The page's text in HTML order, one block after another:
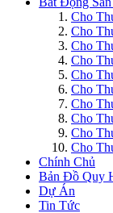
Cho
Cho
Cho
Cho
Cho
Cho
Cho
Cho
Cho
Cho
Chính Chủ
Bản Đồ Quy
Dự Án
Tin Tức